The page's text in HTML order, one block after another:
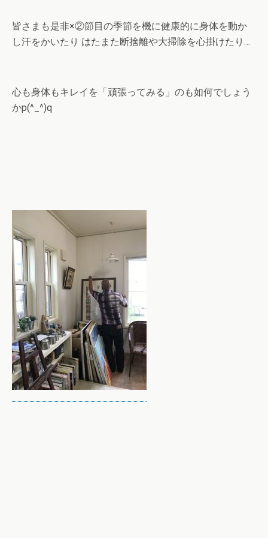
皆さまも是非×②節目の季節を機に健康的に身体を動か
し汗をかいたり はたまた断捨離や大掃除を心掛けたり…
心も身体もキレイを「頑張ってみる」のも如何でしょう
かp(^_^)q